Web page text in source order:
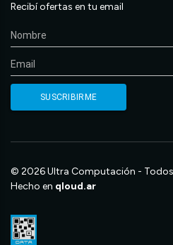
Recibí ofertas en tu email
© 2026 Ultra Computación -
Hecho en qloud.ar